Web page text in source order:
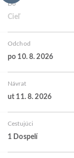
Do
Cieľ
Odchod
po 10. 8. 2026
Návrat
ut 11. 8. 2026
Cestujúci
1 Dospelí